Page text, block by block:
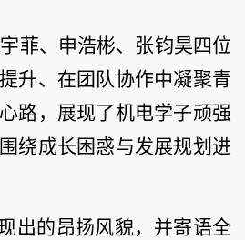
菲、申浩彬、张钧昊四位
升、在团队协作中凝聚青
路，展现了机电学子顽强
绕成长困惑与发展规划进
出的昂扬风貌，并寄语全